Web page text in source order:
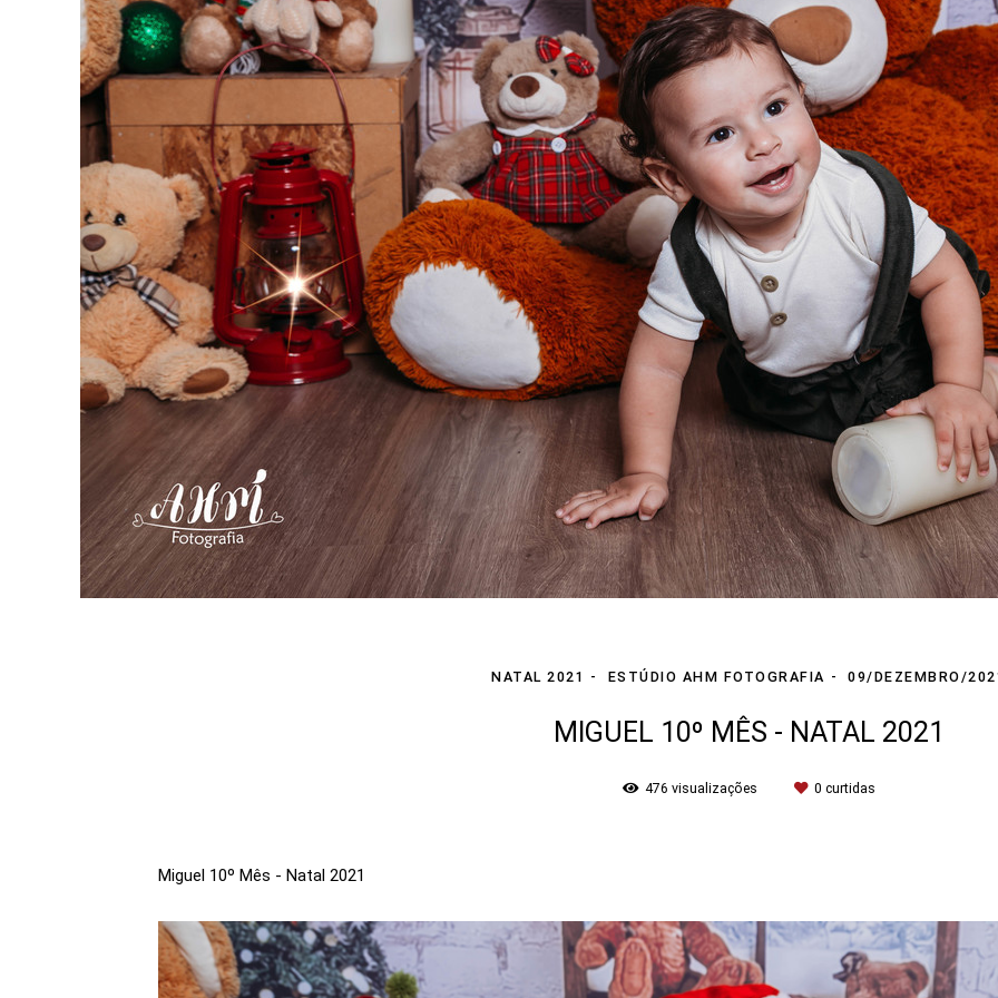
NATAL 2021 ESTÚDIO AHM FOTOGRAFIA 09/DEZEMBRO/
MIGUEL 10º MÊS - NATAL 2021
476 visualizações 0 curtidas
Miguel 10º Mês - Natal 2021